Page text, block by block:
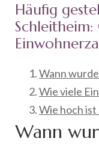
Häufig
Wann
Wie viele
Wie hoch
Wann